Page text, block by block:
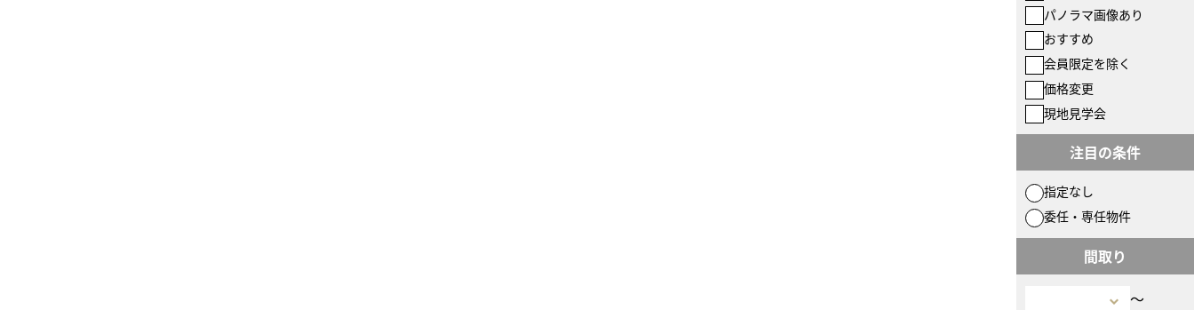
パノラマ画像あり
おすすめ
会員限定を除く
価格変更
現地見学会
注目の条件
指定なし
委任・専任物件
間取り
〜